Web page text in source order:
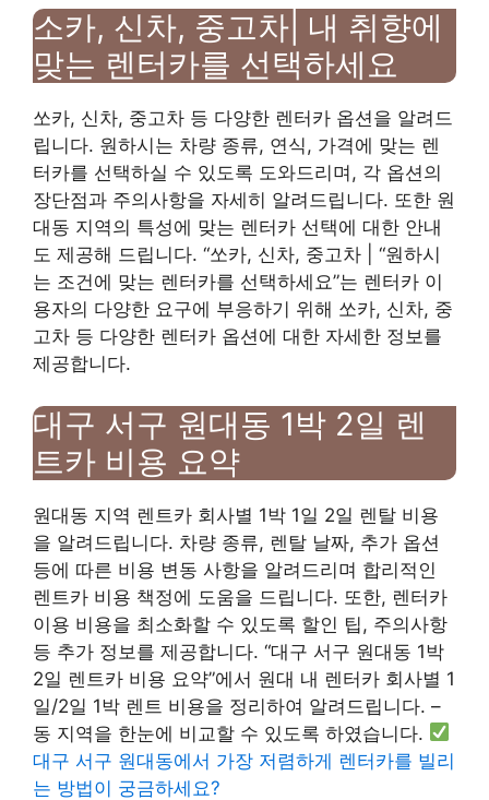
소카, 신차, 중고차| 내 취향에
맞는 렌터카를 선택하세요
쏘카, 신차, 중고차 등 다양한 렌터카 옵션을 알려드
립니다. 원하시는 차량 종류, 연식, 가격에 맞는 렌
터카를 선택하실 수 있도록 도와드리며, 각 옵션의
장단점과 주의사항을 자세히 알려드립니다. 또한 원
대동 지역의 특성에 맞는 렌터카 선택에 대한 안내
도 제공해 드립니다. “쏘카, 신차, 중고차 | “원하시
는 조건에 맞는 렌터카를 선택하세요”는 렌터카 이
용자의 다양한 요구에 부응하기 위해 쏘카, 신차, 중
고차 등 다양한 렌터카 옵션에 대한 자세한 정보를
제공합니다.
대구 서구 원대동 1박 2일 렌
트카 비용 요약
원대동 지역 렌트카 회사별 1박 1일 2일 렌탈 비용
을 알려드립니다. 차량 종류, 렌탈 날짜, 추가 옵션
등에 따른 비용 변동 사항을 알려드리며 합리적인
렌트카 비용 책정에 도움을 드립니다. 또한, 렌터카
이용 비용을 최소화할 수 있도록 할인 팁, 주의사항
등 추가 정보를 제공합니다. “대구 서구 원대동 1박
2일 렌트카 비용 요약”에서 원대 내 렌터카 회사별 1
일/2일 1박 렌트 비용을 정리하여 알려드립니다. –
동 지역을 한눈에 비교할 수 있도록 하였습니다.
대구 서구 원대동에서 가장 저렴하게 렌터카를 빌리
는 방법이 궁금하세요?